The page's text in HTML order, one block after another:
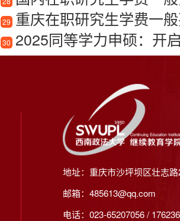
29 重庆在职研究生学费一
30 2025同等学力申硕：开
地址：重庆市沙坪坝区壮志
邮箱：485613@qq.com
电话：023-65207056 /